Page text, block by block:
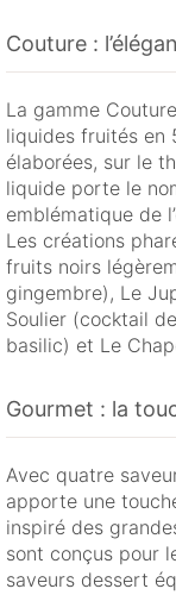
Couture :
La gamme
liquides fruités en
élaborées, sur le
liquide porte le
emblématique de
Les créations
fruits noirs
gingembre), Le
Soulier (cocktail
basilic) et Le
Gourmet : la
Avec quatre
apporte une
inspiré des
sont conçus pour
saveurs dessert